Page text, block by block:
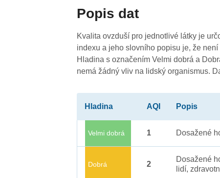
-
Popis dat
Kvalita ovzduší pro jednotlivé látky je
indexu a jeho slovního popisu je, že
Hladina s označením Velmi dobrá a
nemá žádný vliv na lidský organismus.
Hladina AQI Popis
Velmi dobrá 1 Dosažené
Dobrá 2
Dosažené
lidí,